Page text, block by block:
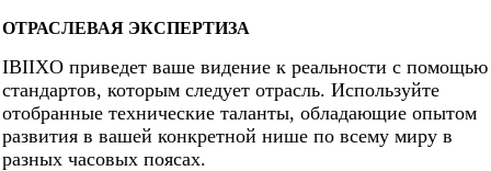
ОТРАСЛЕВАЯ ЭКСПЕРТИЗА
IBIIXO приведет ваше видение к реальности с помощью
стандартов, которым следует отрасль. Используйте
отобранные технические таланты, обладающие опытом
развития в вашей конкретной нише по всему миру в
разных часовых поясах.